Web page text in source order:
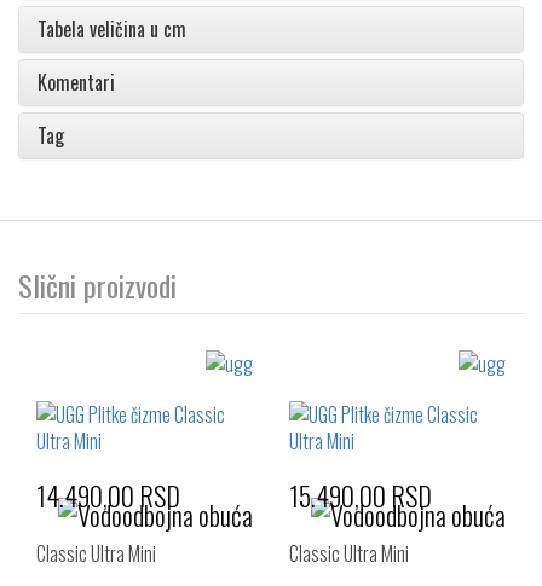
Tabela veličina u cm
Komentari
Tag
Slični proizvodi
14.490,00 RSD
Classic Ultra Mini
15.490,00 RSD
Classic Ultra Mini